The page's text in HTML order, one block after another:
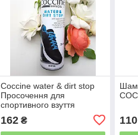
Coccine water & dirt stop
Просочення для
спортивного взуття
162₴ 110